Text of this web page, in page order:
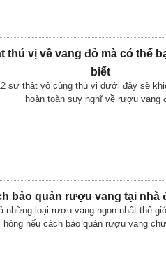
thú vị về vang đỏ mà có thể
biết
sự thật vô cùng thú vị dưới đây sẽ
hoàn toàn suy nghĩ về rượu vang
bảo quản rượu vang tại nhà
những loại rượu vang ngon nhất thế
hỏng nếu cách bảo quản rượu vang